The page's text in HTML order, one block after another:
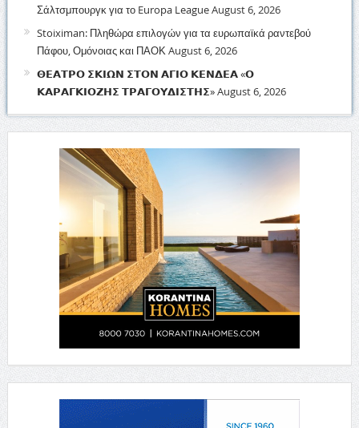
Σάλτσμπουργκ για το Europa LeagueAugust 6, 2026
Stoiximan: Πληθώρα επιλογών για τα ευρωπαϊκά ραντεβού
Πάφου, Ομόνοιας και ΠΑΟΚAugust 6, 2026
𝝝𝝚𝝖𝝩𝝦𝝤 𝝨𝝟𝝞𝝮𝝢 𝝨𝝩𝝤𝝢 𝝖𝝘𝝞𝝤 𝝟𝝚𝝢𝝙𝝚𝝖 «𝝤
𝝟𝝖𝝦𝝖𝝘𝝟𝝞𝝤𝝛𝝜𝝨 𝝩𝝦𝝖𝝘𝝤𝝪𝝙𝝞𝝨𝝩𝝜𝝨»August 6, 2026